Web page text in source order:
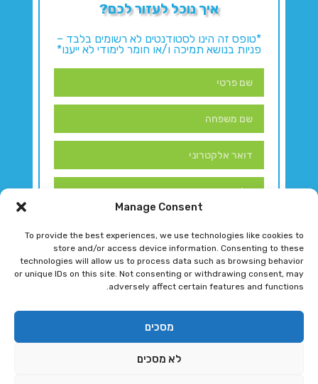
Manage Consent
To provide the best experiences, we use technologies like cookies to
store and/or access device information. Consenting to these
technologies will allow us to process data such as browsing behavior
or unique IDs on this site. Not consenting or withdrawing consent, may
adversely affect certain features and functions.
מסכים
לא מסכים
איך נוכל לעזור לכם?
*טופס זה הינו לסטודנטים לא רשומים בלבד –
פניות בנושא תמיכה ו/או חומר לימודי לא ייענו*